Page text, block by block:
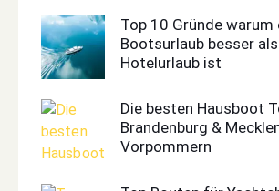
Top 10 Gründe warum
Bootsurlaub besser
Hotelurlaub ist
Die besten Hausboot
Brandenburg &
Vorpommern